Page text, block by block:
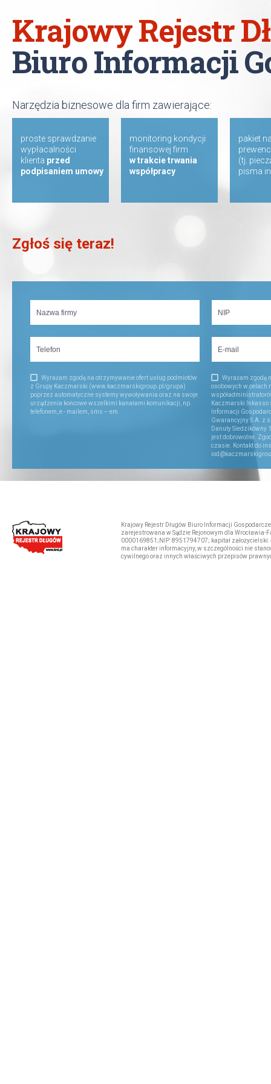
Krajowy Rejestr
Biuro Informacji
Narzędzia biznesowe dla firm zawierające:
proste sprawdzanie
wypłacalności
klienta przed
podpisaniem umowy
monitoring kondycji
finansowej firm
w trakcie trwania
współpracy
pakiet
(tj.
pisma
Zgłoś się teraz!
Wyrażam zgodę na otrzymywanie ofert usług podmiotów
z Grupy Kaczmarski (www.kaczmarskigroup.pl/grupa)
poprzez automatyczne systemy wywoływania oraz na swoje
urządzenia końcowe wszelkimi kanałami komunikacji, np.
telefonem, e - mailem, sms – em.
Wyrażam zgodę
osobowych w celach
Kaczmarski Inkasso
Informacji
Gwarancyjny S.A. z
Danuty Siedzikówny
jest dobrowolne.
czasie. Kontakt do
Krajowy Rejestr Długów Biuro Informacji
zarejestrowana w Sądzie Rejonowym dla Wrocławia-
0000169851;NIP: 8951794707; kapitał
ma charakter informacyjny, w szczególności nie
cywilnego oraz innych właściwych przepisów